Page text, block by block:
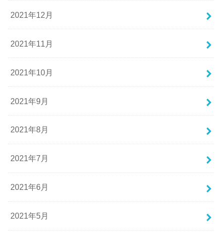
2021年12月
2021年11月
2021年10月
2021年9月
2021年8月
2021年7月
2021年6月
2021年5月